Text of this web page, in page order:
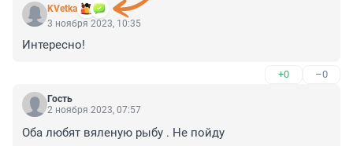
KVetka
3 ноября 2023, 10:35
Интересно!
+0 –0
Гость
2 ноября 2023, 07:57
Оба любят вяленую рыбу . Не пойду